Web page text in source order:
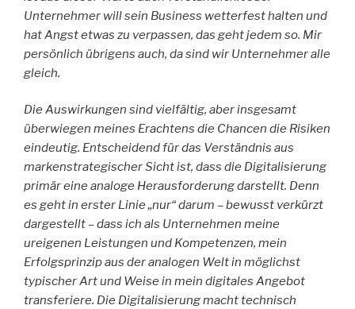
Unternehmer will sein Business wetterfest halten und
hat Angst etwas zu verpassen, das geht jedem so. Mir
persönlich übrigens auch, da sind wir Unternehmer alle
gleich.
Die Auswirkungen sind vielfältig, aber insgesamt
überwiegen meines Erachtens die Chancen die Risiken
eindeutig. Entscheidend für das Verständnis aus
markenstrategischer Sicht ist, dass die Digitalisierung
primär eine analoge Herausforderung darstellt. Denn
es geht in erster Linie „nur“ darum – bewusst verkürzt
dargestellt – dass ich als Unternehmen meine
ureigenen Leistungen und Kompetenzen, mein
Erfolgsprinzip aus der analogen Welt in möglichst
typischer Art und Weise in mein digitales Angebot
transferiere. Die Digitalisierung macht technisch